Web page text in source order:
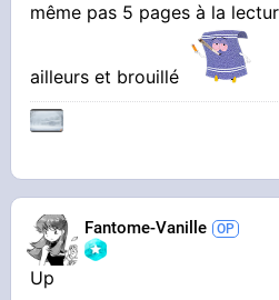
même pas 5 pages à la
ailleurs et brouillé
Fantome-Vanille
Up